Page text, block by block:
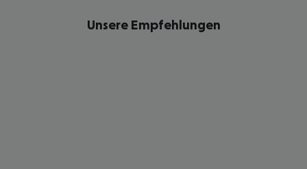
Unsere Empfehlungen